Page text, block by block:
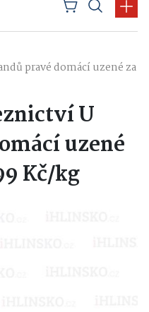
pravé domácí uzené za
U
uzené
Kč/kg